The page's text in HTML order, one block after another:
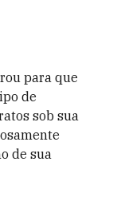
para que
de
sob sua
de sua